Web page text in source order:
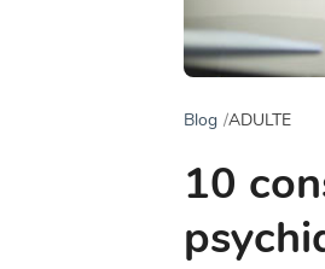
Blog ADULTE
10